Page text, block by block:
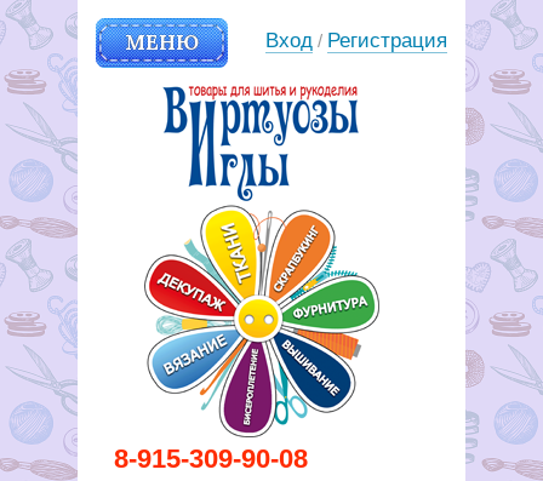
8-915-309-90-08
МЕНЮ
Вирутозы иглы. Товары для
шитья и рукоделья
Вход / Регистрация